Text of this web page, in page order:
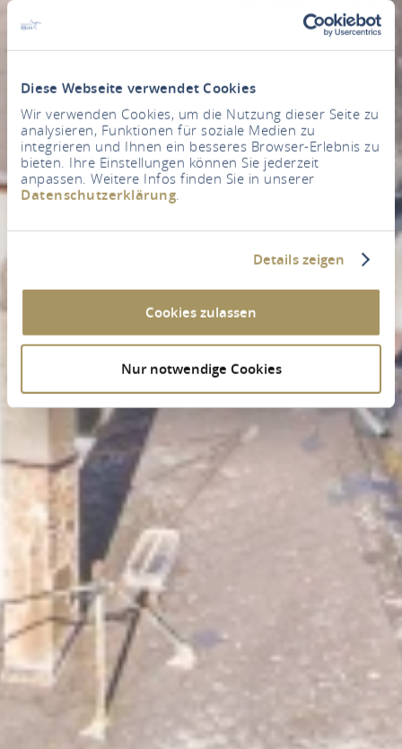
Diese Webseite verwendet Cookies
Wir verwenden Cookies, um die Nutzung dieser Seite zu
analysieren, Funktionen für soziale Medien zu
integrieren und Ihnen ein besseres Browser-Erlebnis zu
bieten. Ihre Einstellungen können Sie jederzeit
anpassen. Weitere Infos finden Sie in unserer
Datenschutzerklärung.
Details zeigen
Cookies zulassen
Nur notwendige Cookies